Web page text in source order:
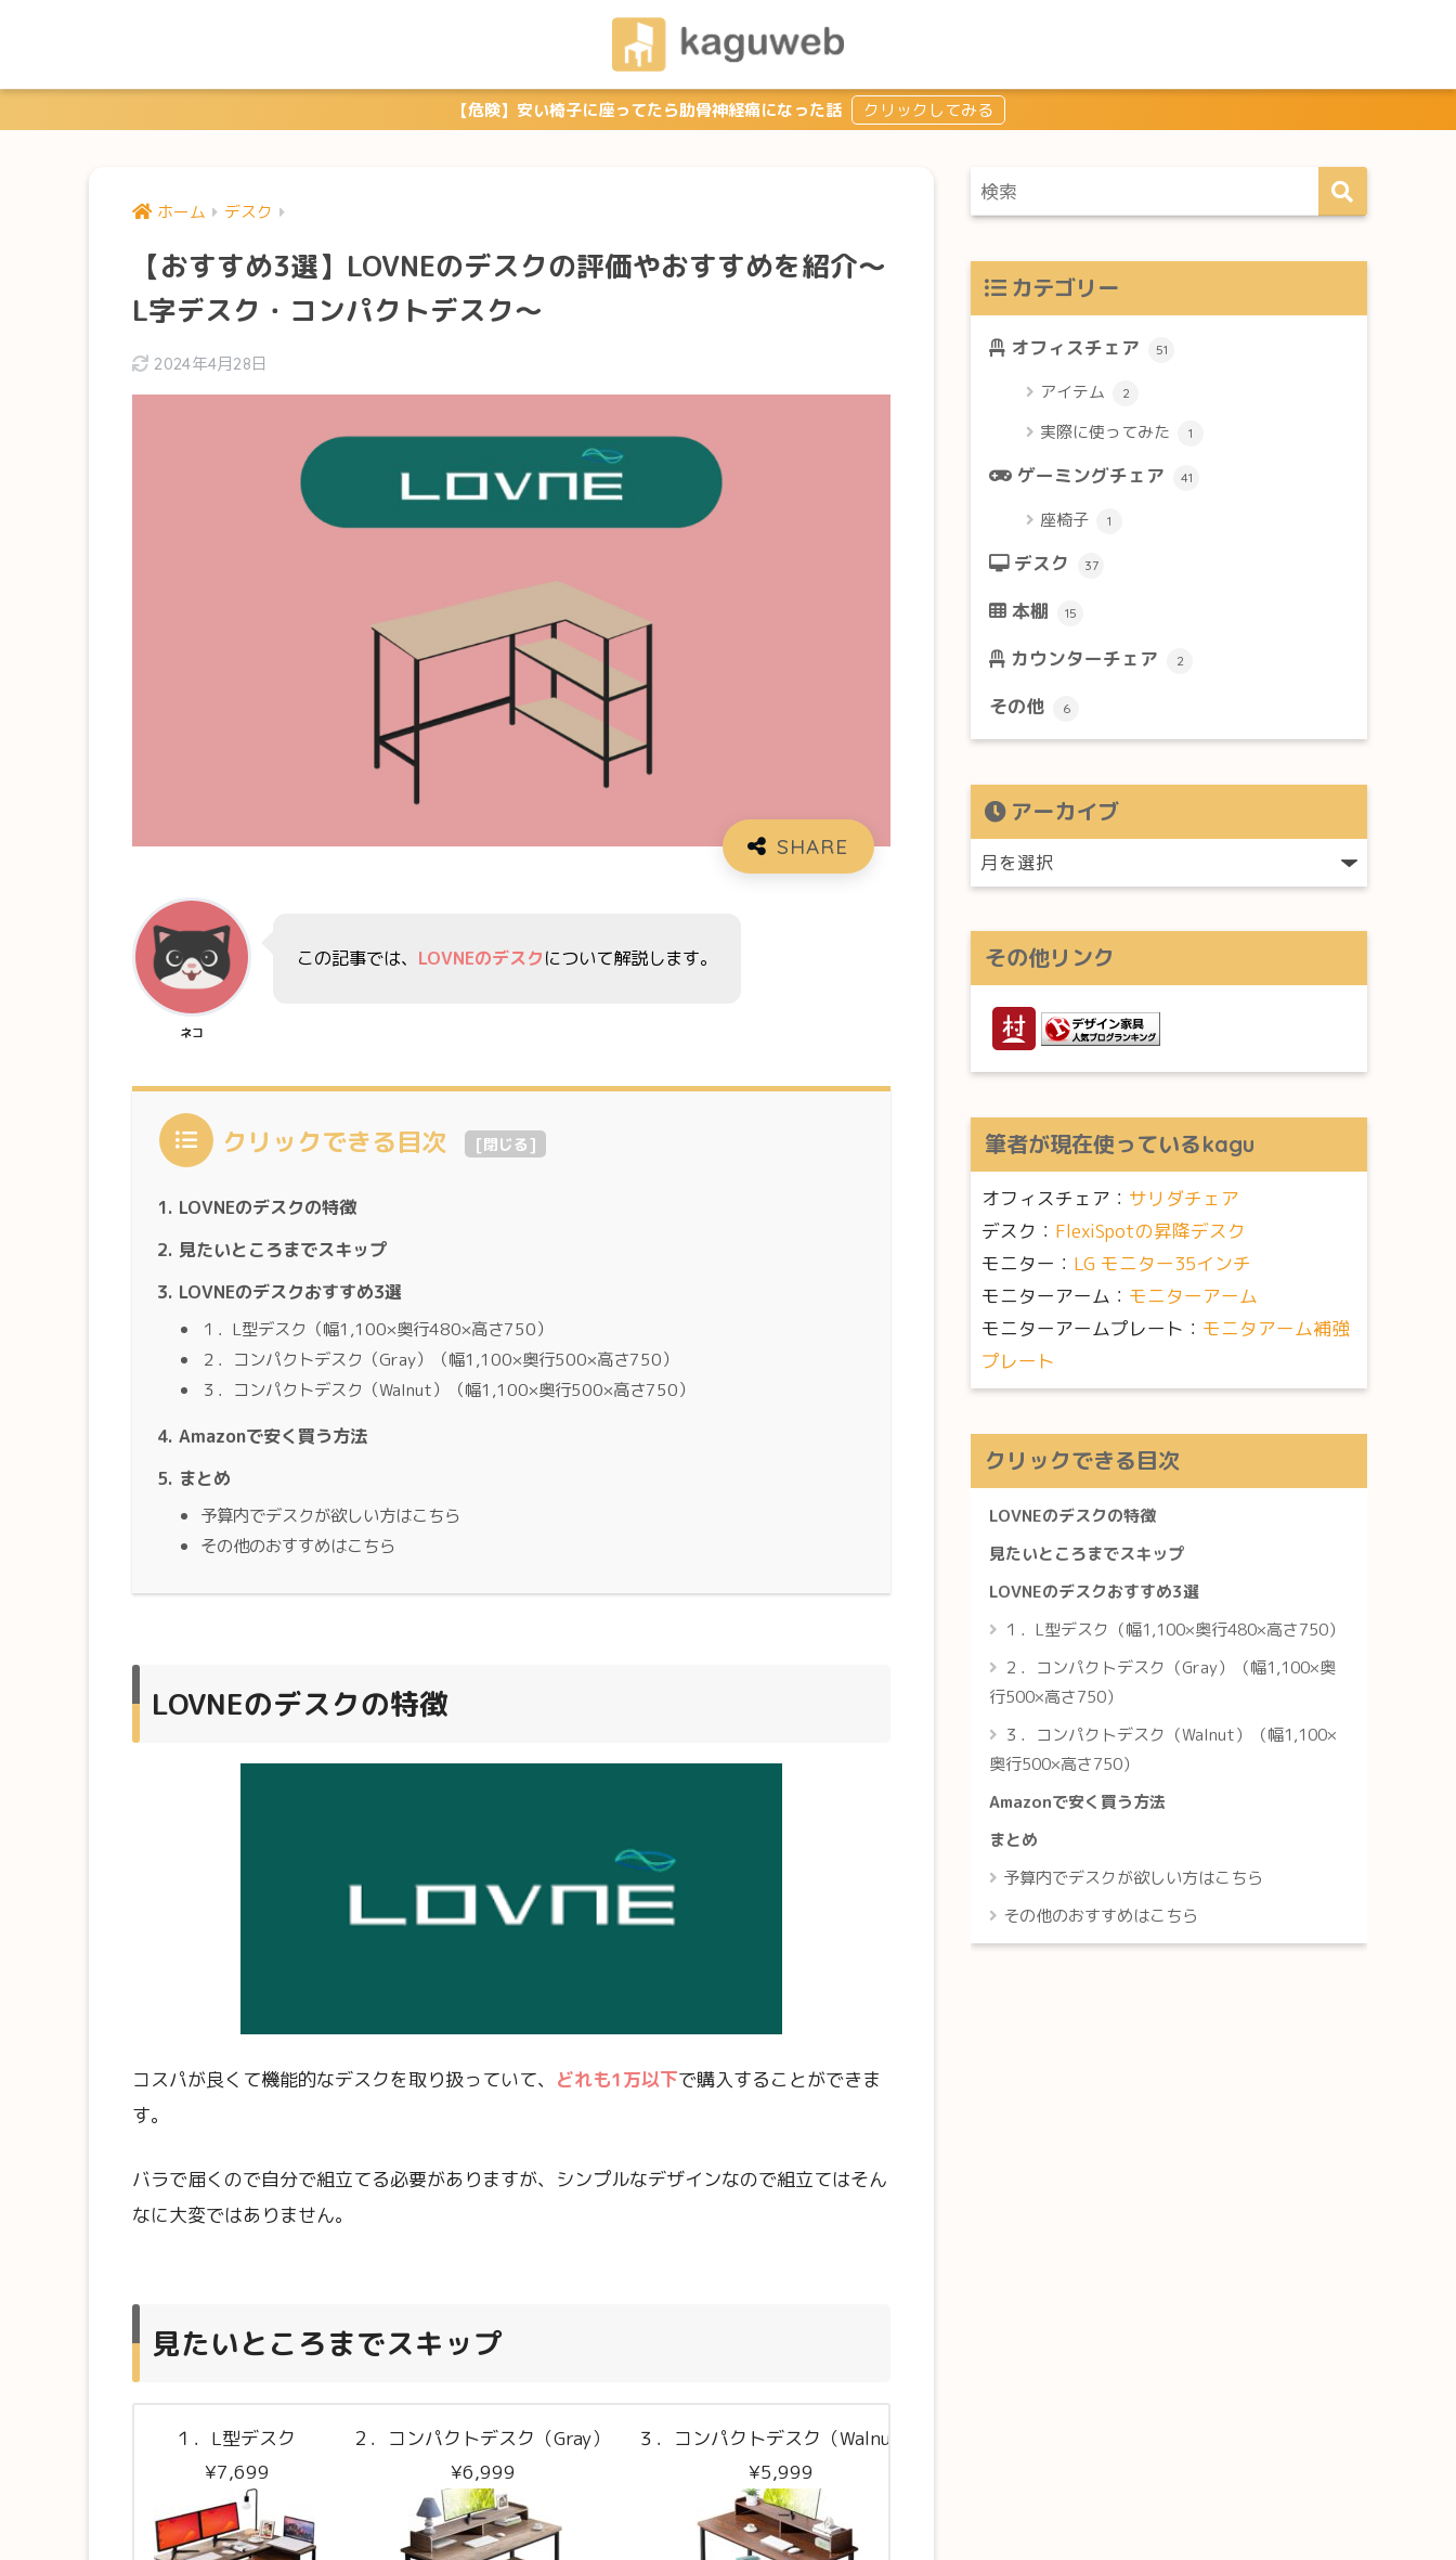
【危険】安い椅子に座ってたら肋骨神経痛になった話
ホーム デスク
【おすすめ3選】LOVNEのデスクの評価やおすすめを紹介～
L字デスク・コンパクトデスク～
2024年4月28日
ネコ
この記事では、 LOVNEのデスクについて解説します。
クリックできる目次 [閉じる]
LOVNEのデスクの特徴
見たいところまでスキップ
LOVNEのデスクおすすめ3選
１．L型デスク（幅1,100×奥行480×高さ750）
２．コンパクトデスク（Gray）（幅1,100×奥行500×高さ750）
３．コンパクトデスク（Walnut）（幅1,100×奥行500×高さ750）
Amazonで安く買う方法
まとめ
予算内でデスクが欲しい方はこちら
その他のおすすめはこちら
LOVNEのデスクの特徴
コスパが良くて機能的なデスクを取り扱っていて、 どれも1万以下で購入することができま
す。
バラで届くので自分で組立てる必要がありますが、シンプルなデザインなので組立てはそん
なに大変ではありません。
見たいところまでスキップ
１．L型デスク
¥7,699
２．コンパクトデスク（Gray）
¥6,999
３．コンパクトデスク（Walnut）
¥5,999
カテゴリー
オフィスチェア 51
アイテム 2
実際に使ってみた 1
ゲーミングチェア 41
座椅子 1
デスク 37
本棚 15
カウンターチェア 2
その他 6
アーカイブ
その他リンク
筆者が現在使っているkagu
オフィスチェア： サリダチェア
デスク： FlexiSpotの昇降デスク
モニター： LG モニター35インチ
モニターアーム： モニターアーム
モニターアームプレート： モニタアーム補強
プレート
クリックできる目次
LOVNEのデスクの特徴
見たいところまでスキップ
LOVNEのデスクおすすめ3選
１．L型デスク（幅1,100×奥行480×高さ750）
２．コンパクトデスク（Gray）（幅1,100×奥
行500×高さ750）
３．コンパクトデスク（Walnut）（幅1,100×
奥行500×高さ750）
Amazonで安く買う方法
まとめ
予算内でデスクが欲しい方はこちら
その他のおすすめはこちら